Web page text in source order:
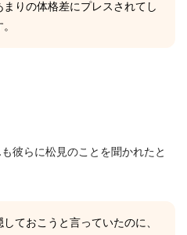
まりの体格差にプレスされてし
彼らに松見のことを聞かれたと
ておこうと言っていたのに、